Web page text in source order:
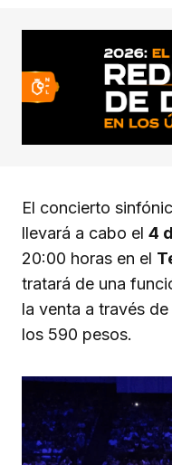
El concierto
llevará a cabo el 4
20:00 horas en el
tratará de una
la venta a través
los 590 pesos.